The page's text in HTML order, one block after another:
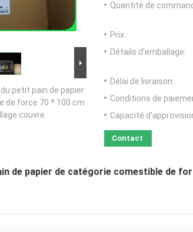
du petit pain de papier
de force 70 * 100 cm
couvre
Quantité de
Prix:
Détails d'emballage:
Délai de livraison:
Conditions de
Capacité
Contact
de papier de catégorie comestible de